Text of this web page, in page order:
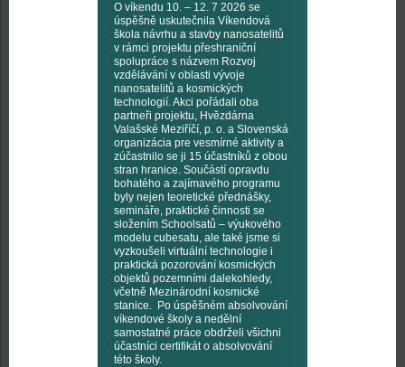
O víkendu 10. – 12. 7 2026 se
úspěšně uskutečnila Víkendová
škola návrhu a stavby nanosatelitů
v rámci projektu přeshraniční
spolupráce s názvem Rozvoj
vzdělávání v oblasti vývoje
nanosatelitů a kosmických
technologií. Akci pořádali oba
partneři projektu, Hvězdárna
Valašské Meziříčí, p. o. a Slovenská
organizácia pre vesmírné aktivity a
zúčastnilo se ji 15 účastníků z obou
stran hranice. Součástí opravdu
bohatého a zajímavého programu
byly nejen teoretické přednášky,
semináře, praktické činnosti se
složením Schoolsatů – výukového
modelu cubesatu, ale také jsme si
vyzkoušeli virtuální technologie i
praktická pozorování kosmických
objektů pozemními dalekohledy,
včetně Mezinárodní kosmické
stanice. Po úspěšném absolvování
víkendové školy a nedělní
samostatné práce obdrželi všichni
účastníci certifikát o absolvování
této školy.